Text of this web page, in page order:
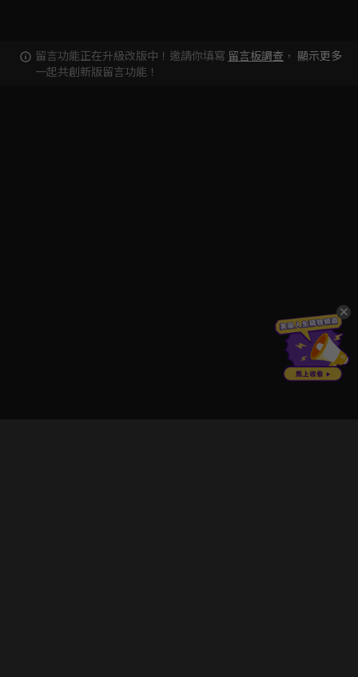
留言功能正在升級改版中！邀請你填寫 留言板調查 ，
一起共創新版留言功能！
顯示更多